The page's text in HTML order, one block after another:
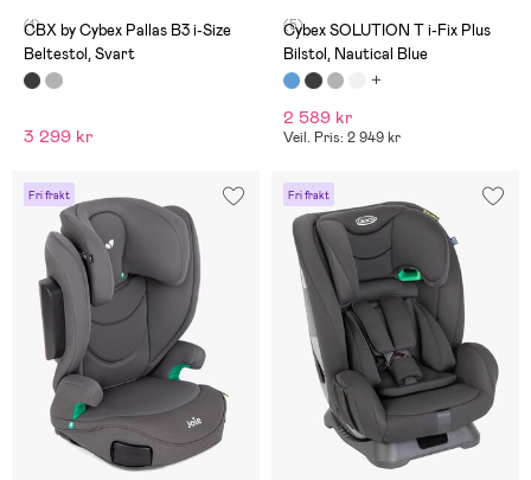
(1)
CBX by Cybex Pallas B3 i-Size
Beltestol, Svart
3 299 kr
(5)
Cybex SOLUTION T i-Fix Plus
Bilstol, Nautical Blue
2 589 kr
Veil. Pris: 2 949 kr
Fri frakt Fri frakt